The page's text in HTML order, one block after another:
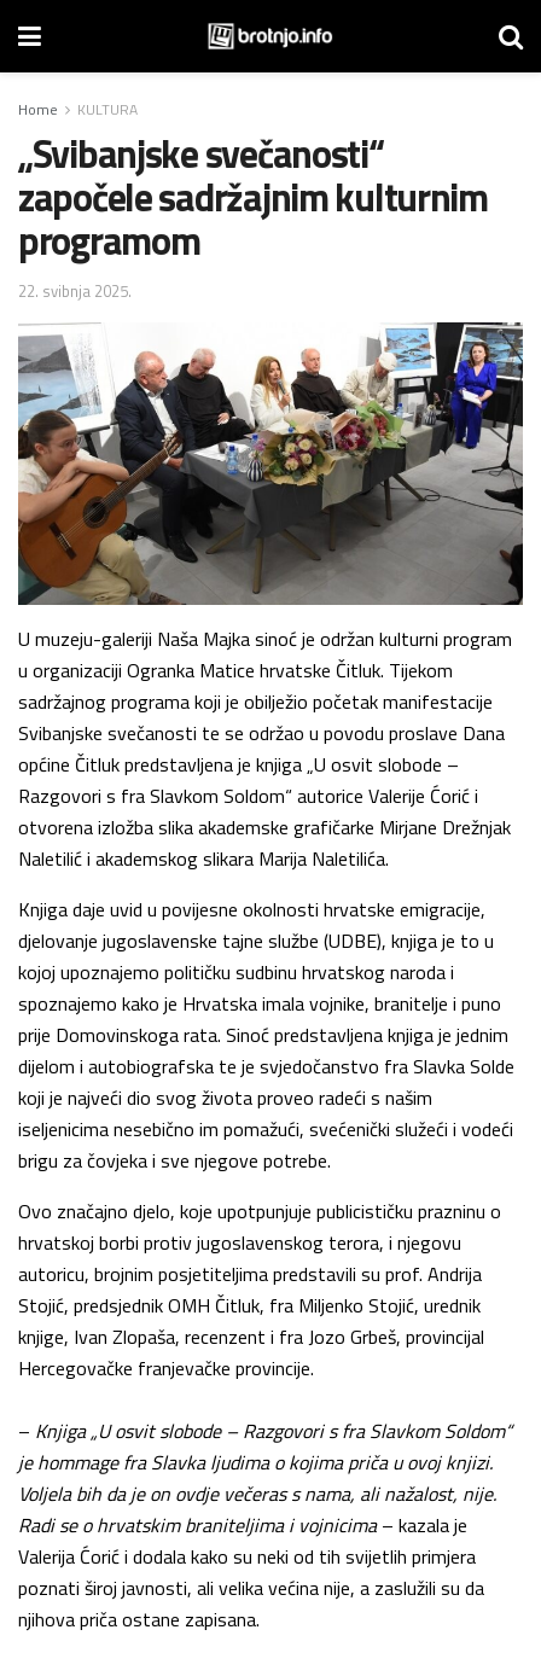
Home KULTURA
„Svibanjske svečanosti“
započele sadržajnim kulturnim
programom
22. svibnja 2025.
U muzeju-galeriji Naša Majka sinoć je održan kulturni program
u organizaciji Ogranka Matice hrvatske Čitluk. Tijekom
sadržajnog programa koji je obilježio početak manifestacije
Svibanjske svečanosti te se održao u povodu proslave Dana
općine Čitluk predstavljena je knjiga „U osvit slobode –
Razgovori s fra Slavkom Soldom“ autorice Valerije Ćorić i
otvorena izložba slika akademske grafičarke Mirjane Drežnjak
Naletilić i akademskog slikara Marija Naletilića.
Knjiga daje uvid u povijesne okolnosti hrvatske emigracije,
djelovanje jugoslavenske tajne službe (UDBE), knjiga je to u
kojoj upoznajemo političku sudbinu hrvatskog naroda i
spoznajemo kako je Hrvatska imala vojnike, branitelje i puno
prije Domovinskoga rata. Sinoć predstavljena knjiga je jednim
dijelom i autobiografska te je svjedočanstvo fra Slavka Solde
koji je najveći dio svog života proveo radeći s našim
iseljenicima nesebično im pomažući, svećenički služeći i vodeći
brigu za čovjeka i sve njegove potrebe.
Ovo značajno djelo, koje upotpunjuje publicističku prazninu o
hrvatskoj borbi protiv jugoslavenskog terora, i njegovu
autoricu, brojnim posjetiteljima predstavili su prof. Andrija
Stojić, predsjednik OMH Čitluk, fra Miljenko Stojić, urednik
knjige, Ivan Zlopaša, recenzent i fra Jozo Grbeš, provincijal
Hercegovačke franjevačke provincije.
– Knjiga „U osvit slobode – Razgovori s fra Slavkom Soldom“
je hommage fra Slavka ljudima o kojima priča u ovoj knjizi.
Voljela bih da je on ovdje večeras s nama, ali nažalost, nije.
Radi se o hrvatskim braniteljima i vojnicima– kazala je
Valerija Ćorić i dodala kako su neki od tih svijetlih primjera
poznati široj javnosti, ali velika većina nije, a zaslužili su da
njihova priča ostane zapisana.